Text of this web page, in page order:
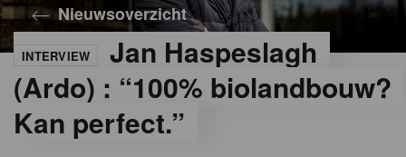
Nieuwsoverzicht
INTERVIEW
Jan Haspeslagh
(Ardo) : “100% biolandbouw?
Kan perfect.”